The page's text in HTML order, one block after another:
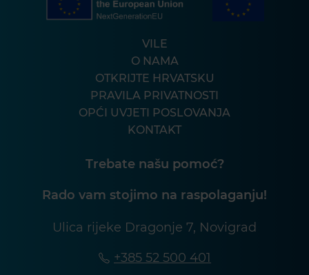
VILE
O NAMA
OTKRIJTE HRVATSKU
PRAVILA PRIVATNOSTI
OPĆI UVJETI POSLOVANJA
KONTAKT
Trebate našu pomoć?
Rado vam stojimo na raspolaganju!
Ulica rijeke Dragonje 7, Novigrad
+385 52 500 401